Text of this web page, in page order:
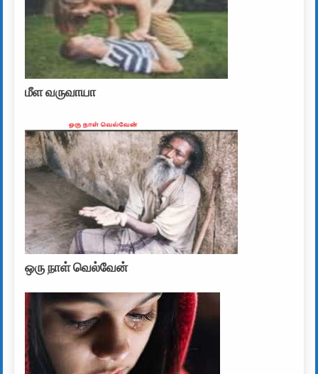
மீள வருவாயா
ஒரு நாள் வெல்வேன்